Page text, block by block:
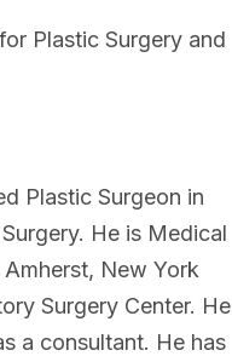
Plastic Surgery and
Plastic Surgeon in
He is Medical
New York
Surgery Center. He
a consultant. He has